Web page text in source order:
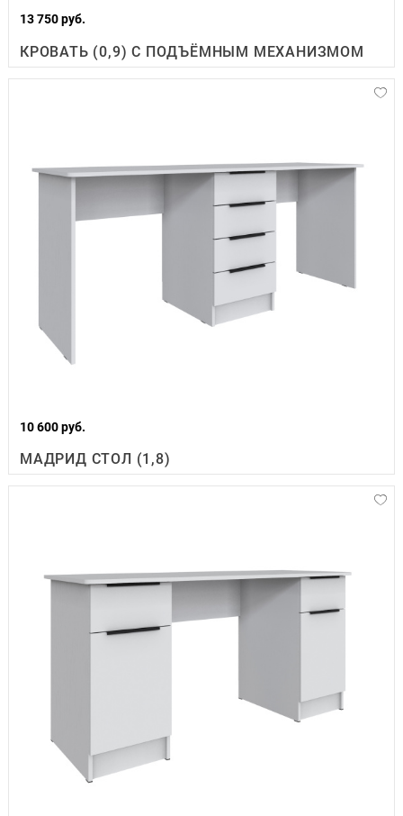
13 750 руб.
КРОВАТЬ (0,9) С ПОДЪЁМНЫМ МЕХАНИЗМОМ
10 600 руб.
МАДРИД СТОЛ (1,8)